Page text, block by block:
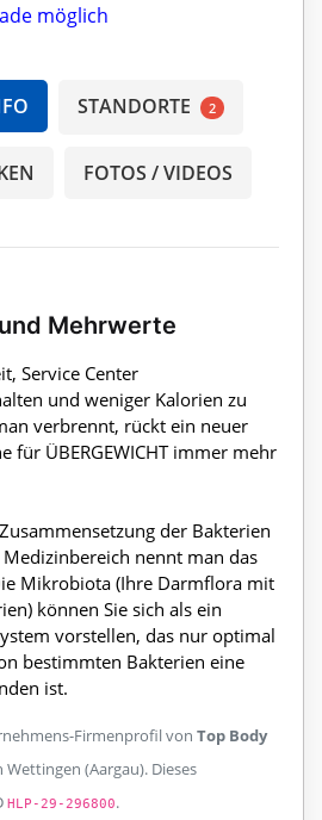
möglich
STANDORTE 2
FOTOS / VIDEOS
Mehrwerte
Service Center
und weniger Kalorien zu
verbrennt, rückt ein neuer
für ÜBERGEWICHT immer mehr
der Bakterien
nennt man das
Mikrobiota (Ihre Darmflora mit
können Sie sich als ein
vorstellen, das nur optimal
bestimmten Bakterien eine
ist.
Firmenprofil von Top Body
Wettingen (Aargau). Dieses
HLP-29-296800.